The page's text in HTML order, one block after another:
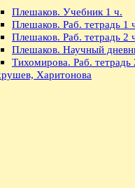
Плешаков. Учебник 1 ч.
Плешаков. Раб. тетрадь 1
Плешаков. Раб. тетрадь 2
Плешаков. Научный
Тихомирова. Раб. тетрадь
Харитонова